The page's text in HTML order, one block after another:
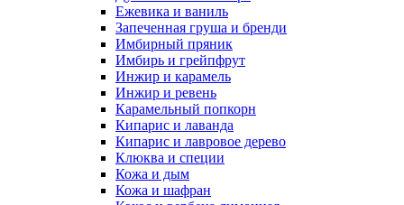
Ежевика и ваниль
Запеченная груша и бренди
Имбирный пряник
Имбирь и грейпфрут
Инжир и карамель
Инжир и ревень
Карамельный попкорн
Кипарис и лаванда
Кипарис и лавровое дерево
Клюква и специи
Кожа и дым
Кожа и шафран